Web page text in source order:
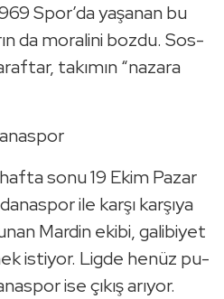
Spor’da ya­şa­nan bu
da mo­ra­li­ni bozdu. Sos­
ta­kı­mın “na­za­ra
sonu 19 Ekim Pazar
ile karşı kar­şı­ya
Mar­din ekibi, ga­li­bi­yet
is­ti­yor. Ligde henüz pu­
ise çıkış arı­yor.